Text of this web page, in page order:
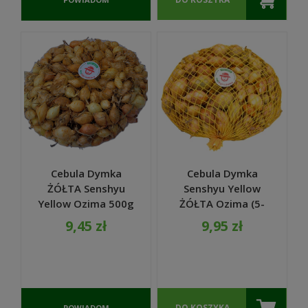
DOSTĘPNOŚCI
Cebula Dymka
ŻÓŁTA Senshyu
Yellow Ozima 500g
NL
9,45 zł
Cebula Dymka
Senshyu Yellow
ŻÓŁTA Ozima (5-
20mm) ZIMOWA
500g PL
9,95 zł